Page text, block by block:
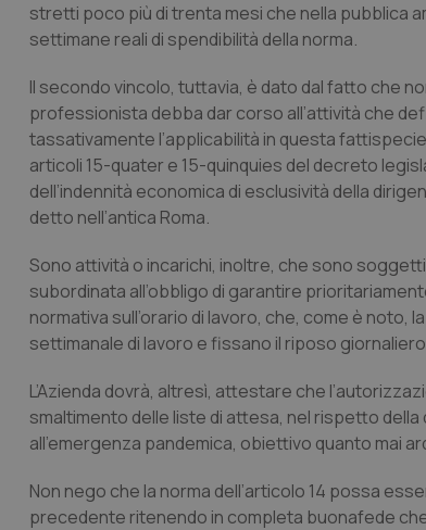
stretti poco più di trenta mesi che nella pubblica
settimane reali di spendibilità della norma.
Il secondo vincolo, tuttavia, è dato dal fatto che
professionista debba dar corso all’attività che
tassativamente l’applicabilità in questa
articoli 15-quater e 15-quinquies del decreto
dell’indennità economica di esclusività della
detto nell’antica Roma.
Sono attività o incarichi, inoltre, che sono
subordinata all’obbligo di garantire
normativa sull’orario di lavoro, che, come è noto,
settimanale di lavoro e fissano il riposo giornaliero
L’Azienda dovrà, altresì, attestare che
smaltimento delle liste di attesa, nel rispetto
all’emergenza pandemica, obiettivo quanto mai
Non nego che la norma dell’articolo 14 possa
precedente ritenendo in completa buonafede